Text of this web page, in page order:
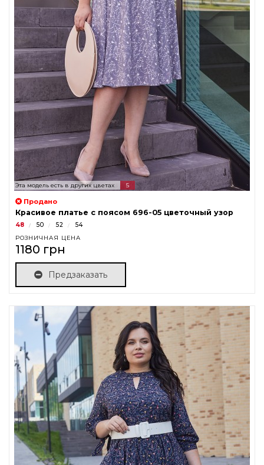
Эта модель есть в других цветах 5
Продано
Красивое платье с поясом 696-05 цветочный узор
48 50 52 54
РОЗНИЧНАЯ ЦЕНА
1180 грн
Предзаказать